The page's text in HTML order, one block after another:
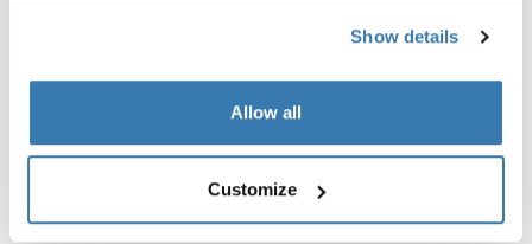
Show details
Allow all
Customize